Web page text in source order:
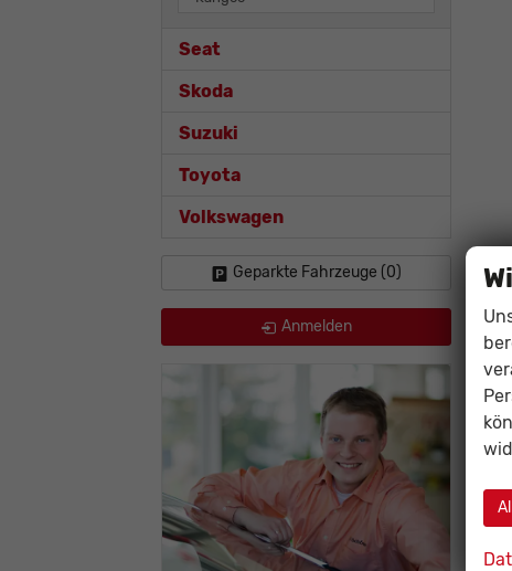
Seat
Skoda
Suzuki
Toyota
Volkswagen
Geparkte Fahrzeuge (0)
Anmelden